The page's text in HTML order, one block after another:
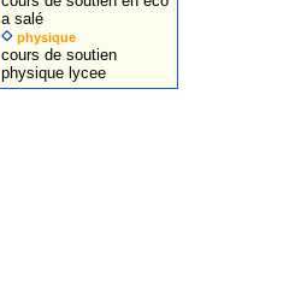
a salé
physique
cours de soutien
physique lycee